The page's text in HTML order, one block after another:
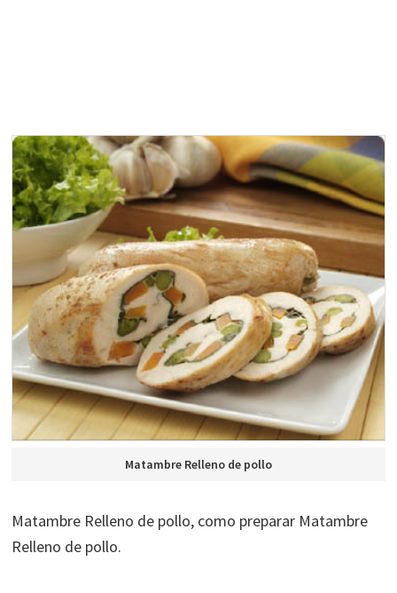
Matambre Relleno de pollo
Matambre Relleno de pollo, como preparar Matambre
Relleno de pollo.